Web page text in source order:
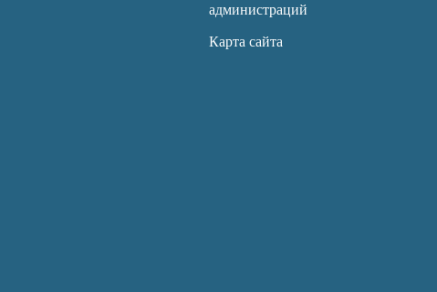
администраций
Карта сайта